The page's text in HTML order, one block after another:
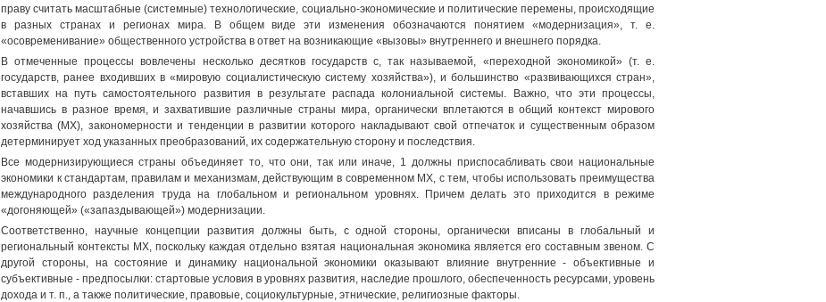
праву считать масштабные (системные) технологические, социально-экономические и политические перемены, происходящие
в разных странах и регионах мира. В общем виде эти изменения обозначаются понятием «модернизация», т. е.
«осовременивание» общественного устройства в ответ на возникающие «вызовы» внутреннего и внешнего порядка.
В отмеченные процессы вовлечены несколько десятков государств с, так называемой, «переходной экономикой» (т. е.
государств, ранее входивших в «мировую социалистическую систему хозяйства»), и большинство «развивающихся стран»,
вставших на путь самостоятельного развития в результате распада колониальной системы. Важно, что эти процессы,
начавшись в разное время, и захватившие различные страны мира, органически вплетаются в общий контекст мирового
хозяйства (МХ), закономерности и тенденции в развитии которого накладывают свой отпечаток и существенным образом
детерминирует ход указанных преобразований, их содержательную сторону и последствия.
Все модернизирующиеся страны объединяет то, что они, так или иначе, 1 должны приспосабливать свои национальные
экономики к стандартам, правилам и механизмам, действующим в современном МХ, с тем, чтобы использовать преимущества
международного разделения труда на глобальном и региональном уровнях. Причем делать это приходится в режиме
«догоняющей» («запаздывающей») модернизации.
Соответственно, научные концепции развития должны быть, с одной стороны, органически вписаны в глобальный и
региональный контексты МХ, поскольку каждая отдельно взятая национальная экономика является его составным звеном. С
другой стороны, на состояние и динамику национальной экономики оказывают влияние внутренние - объективные и
субъективные - предпосылки: стартовые условия в уровнях развития, наследие прошлого, обеспеченность ресурсами, уровень
дохода и т. п., а также политические, правовые, социокультурные, этнические, религиозные факторы.